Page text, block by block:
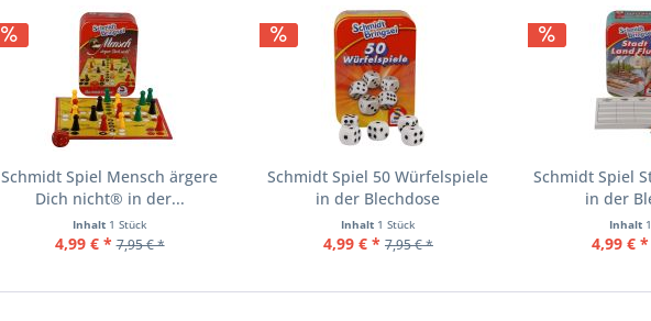
Schmidt Spiel Mensch ärgere
Dich nicht® in der...
Inhalt 1 Stück
4,99 € * 7,95 € *
Schmidt Spiel 50 Würfelspiele
in der Blechdose
Inhalt 1 Stück
4,99 € * 7,95 € *
Schmidt Spiel
in der
Inhalt
4,99 € *